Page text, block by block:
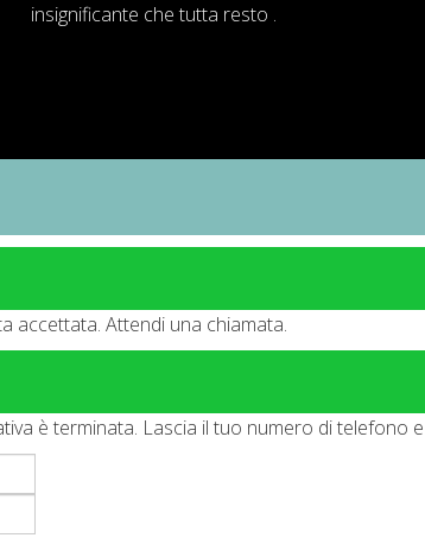
insignificante che tutta resto .
accettata. Attendi una chiamata.
è terminata. Lascia il tuo numero di telefono